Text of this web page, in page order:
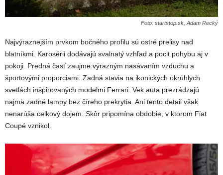
Foto: startstop.sk, Adam Recký
Najvýraznejším prvkom bočného profilu sú ostré prelisy nad
blatníkmi. Karosérii dodávajú svalnatý vzhľad a pocit pohybu aj v
pokoji. Predná časť zaujme výrazným nasávaním vzduchu a
športovými proporciami. Zadná stavia na ikonických okrúhlych
svetlách inšpirovaných modelmi Ferrari. Vek auta prezrádzajú
najmä zadné lampy bez číreho prekrytia. Ani tento detail však
nenarúša celkový dojem. Skôr pripomína obdobie, v ktorom Fiat
Coupé vznikol.